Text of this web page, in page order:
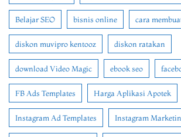
Belajar SEO bisnis online cara
diskon muvipro kentooz diskon ratakan
download Video Magic ebook seo
FB Ads Templates Harga Aplikasi Apotek
Instagram Ad Templates Instagram